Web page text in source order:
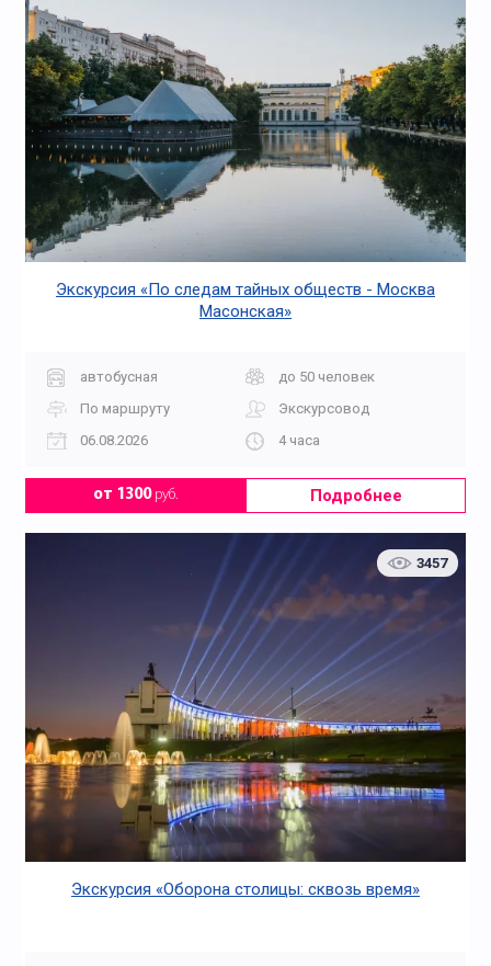
Экскурсия «По следам тайных обществ - Москва
Масонская»
автобусная
до 50 человек
По маршруту
Экскурсовод
06.08.2026
4 часа
от 1300руб. Подробнее
3457
Экскурсия «Оборона столицы: сквозь время»